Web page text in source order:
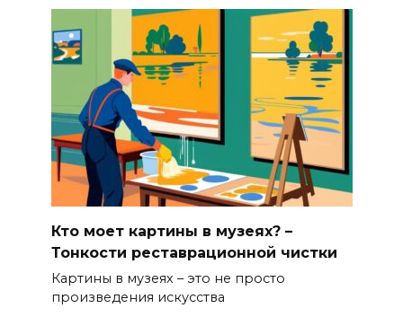
Кто моет картины в музеях? –
Тонкости реставрационной чистки
Картины в музеях – это не просто
произведения искусства